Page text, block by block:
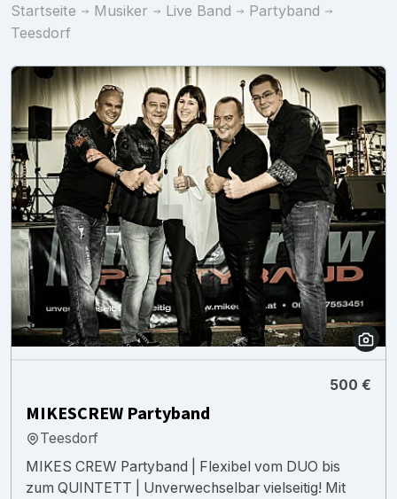
Startseite Musiker Live Band
Partyband
Teesdorf
500 €
MIKESCREW Partyband
Teesdorf
MIKES CREW Partyband | Flexibel vom DUO bis
zum QUINTETT | Unverwechselbar vielseitig! Mit